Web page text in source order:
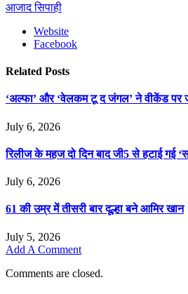
आजाद सिपाही
Website
Facebook
Related Posts
‘अल्फा’ और ‘वेलकम टू द जंगल’ ने वीकेंड पर
July 6, 2026
रिलीज के महज दो दिन बाद जी5 से हटाई गई
July 6, 2026
61 की उम्र में तीसरी बार दूल्हा बने आमिर खान
July 5, 2026
Add A Comment
Comments are closed.